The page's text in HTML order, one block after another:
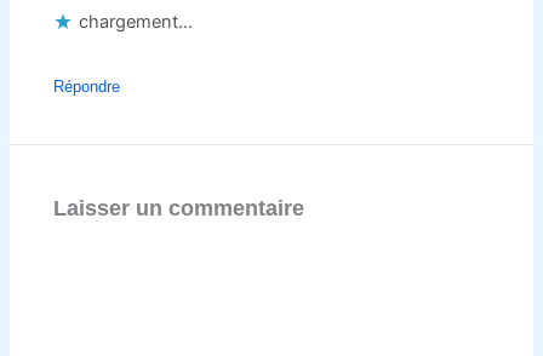
chargement…
Répondre
Laisser un commentaire